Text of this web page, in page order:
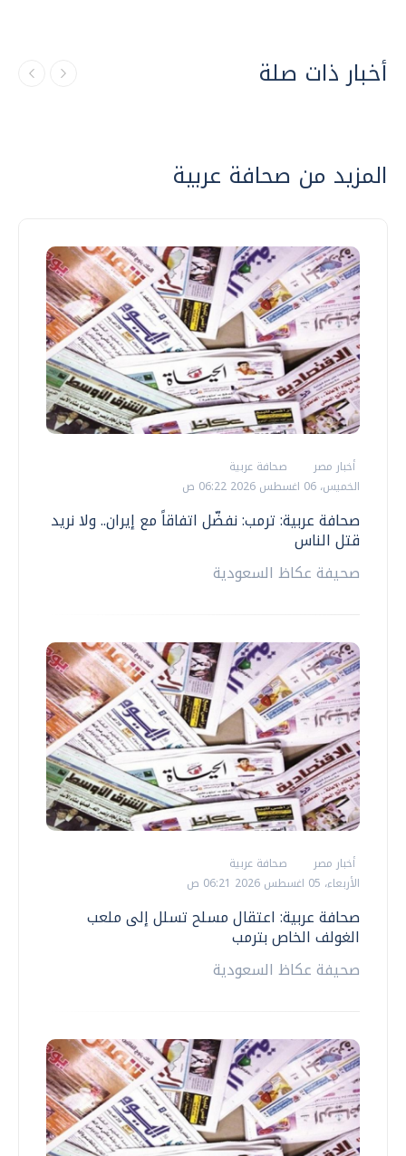
أخبار ذات صلة
المزيد من صحافة عربية
أخبار مصر
صحافة عربية
الخميس، 06 اغسطس 2026 06:22 ص
صحافة عربية: ترمب: نفضّل اتفاقاً مع إيران.. ولا نريد
قتل الناس
صحيفة عكاظ السعودية
أخبار مصر
صحافة عربية
الأربعاء، 05 اغسطس 2026 06:21 ص
صحافة عربية: اعتقال مسلح تسلل إلى ملعب
الغولف الخاص بترمب
صحيفة عكاظ السعودية